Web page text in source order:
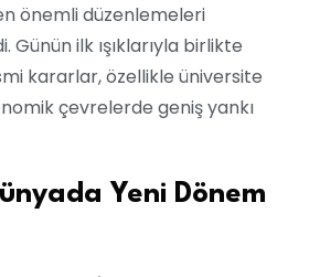
önemli düzenlemeleri
ilk ışıklarıyla birlikte
kararlar, özellikle üniversite
çevrelerde geniş yankı
Yeni Dönem